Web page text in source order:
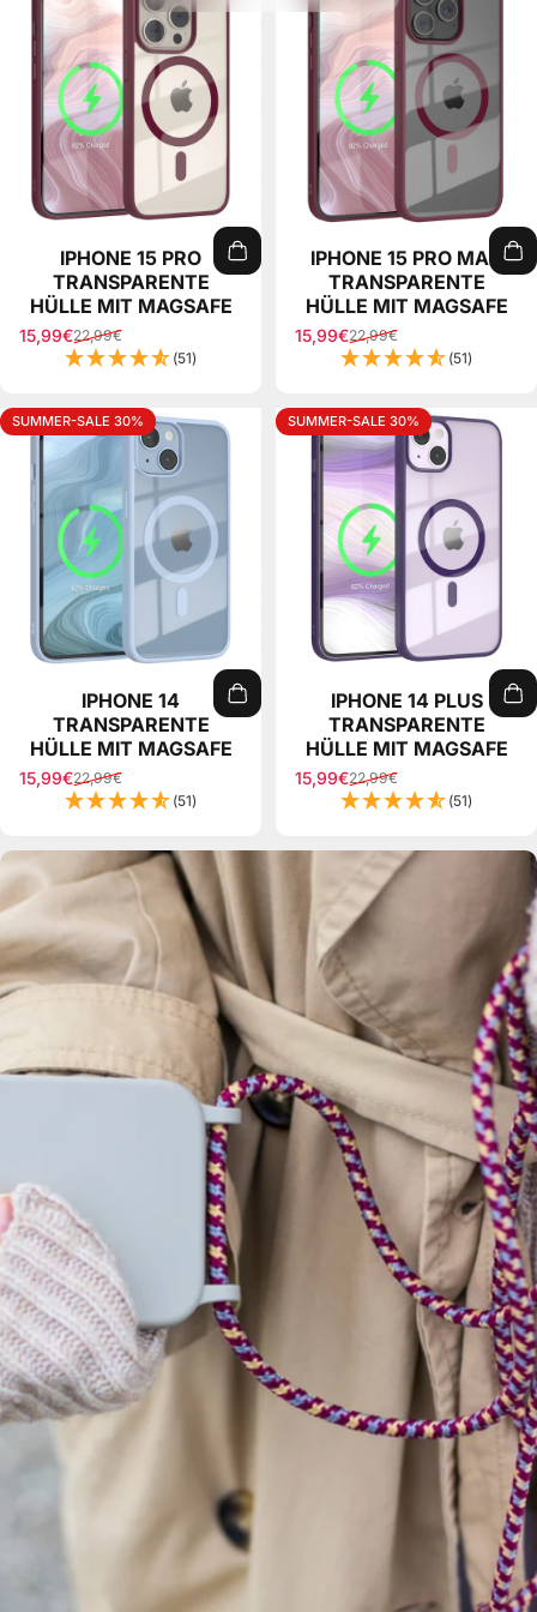
IPHONE 15 PRO
TRANSPARENTE
HÜLLE MIT MAGSAFE
Sale price
15,99€
Regular price
22,99€
(51)
IPHONE 15 PRO MAX
TRANSPARENTE
HÜLLE MIT MAGSAFE
Sale price
15,99€
Regular price
22,99€
(51)
SUMMER-SALE 30%
IPHONE 14
TRANSPARENTE
HÜLLE MIT MAGSAFE
Sale price
Regular price
(51)
SUMMER-SALE 30%
IPHONE 14 PLUS
TRANSPARENTE
HÜLLE MIT MAGSAFE
Sale price
Regular price
(51)